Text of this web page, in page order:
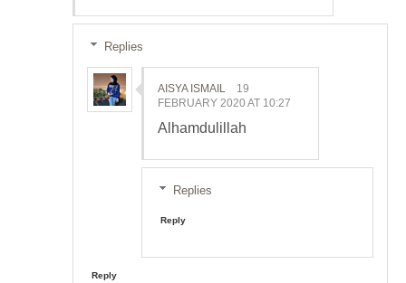
Replies
AISYA ISMAIL
19
FEBRUARY 2020 AT 10:27
Alhamdulillah
Replies
Reply
Reply